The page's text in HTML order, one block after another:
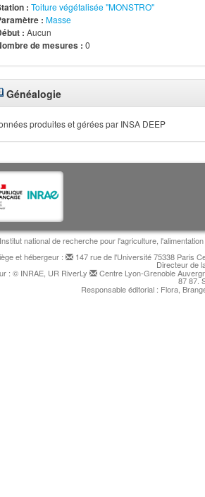
: Toiture végétalisée "MONSTRO"
: Masse
: Aucun
de mesures : 0
Généalogie
produites et gérées par INSA DEEP
Institut national de recherche pour l'agriculture,
et hébergeur :
147 rue de l'Université 75338 Paris
Directeur de
: © INRAE, UR RiverLy Centre Lyon-Grenoble
87 87.
Responsable éditorial : Flora,